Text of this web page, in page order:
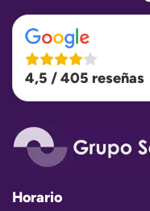
4,5 / 405 reseñas
Horario